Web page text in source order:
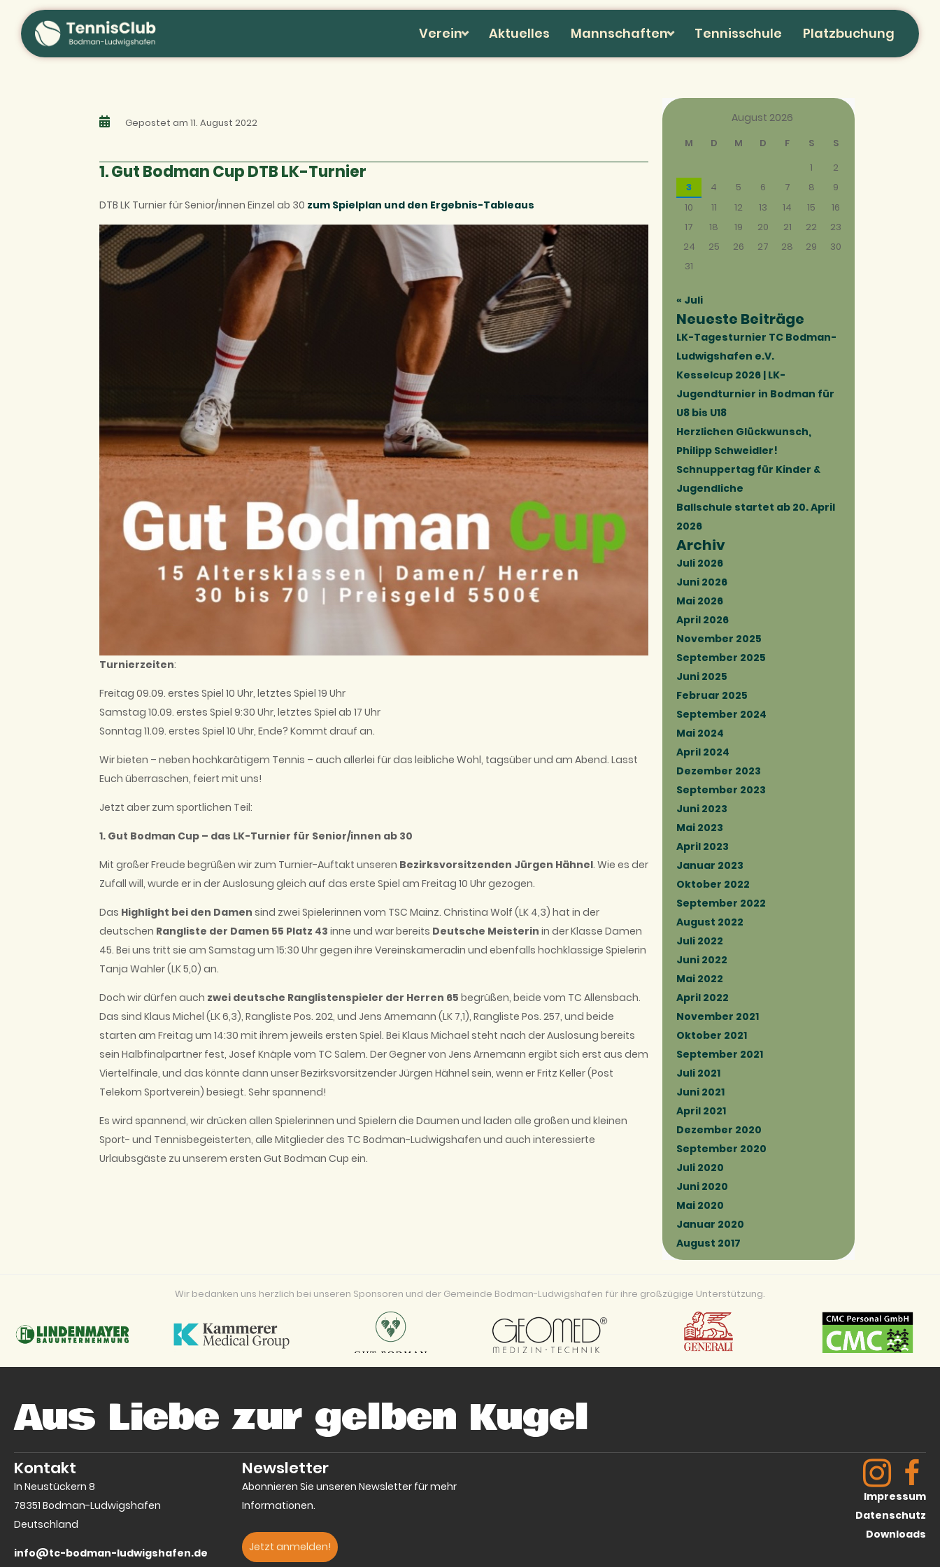
Inhalt
springen
Verein Aktuelles Mannschaften Tennisschule Platzbuchung
Gepostet am 11. August 2022
1. Gut Bodman Cup DTB LK-Turnier
DTB LK Turnier für Senior/innen Einzel ab 30 zum Spielplan und den Ergebnis-Tableaus
Turnierzeiten:
Freitag 09.09. erstes Spiel 10 Uhr, letztes Spiel 19 Uhr
Samstag 10.09. erstes Spiel 9:30 Uhr, letztes Spiel ab 17 Uhr
Sonntag 11.09. erstes Spiel 10 Uhr, Ende? Kommt drauf an.
Wir bieten – neben hochkarätigem Tennis – auch allerlei für das leibliche Wohl, tagsüber und am Abend. Lasst
Euch überraschen, feiert mit uns!
Jetzt aber zum sportlichen Teil:
1. Gut Bodman Cup – das LK-Turnier für Senior/innen ab 30
Mit großer Freude begrüßen wir zum Turnier-Auftakt unseren Bezirksvorsitzenden Jürgen Hähnel. Wie es der
Zufall will, wurde er in der Auslosung gleich auf das erste Spiel am Freitag 10 Uhr gezogen.
Das Highlight bei den Damen sind zwei Spielerinnen vom TSC Mainz. Christina Wolf (LK 4,3) hat in der
deutschen Rangliste der Damen 55 Platz 43 inne und war bereits Deutsche Meisterin in der Klasse Damen
45. Bei uns tritt sie am Samstag um 15:30 Uhr gegen ihre Vereinskameradin und ebenfalls hochklassige Spielerin
Tanja Wahler (LK 5,0) an.
Doch wir dürfen auch zwei deutsche Ranglistenspieler der Herren 65 begrüßen, beide vom TC Allensbach.
Das sind Klaus Michel (LK 6,3), Rangliste Pos. 202, und Jens Arnemann (LK 7,1), Rangliste Pos. 257, und beide
starten am Freitag um 14:30 mit ihrem jeweils ersten Spiel. Bei Klaus Michael steht nach der Auslosung bereits
sein Halbfinalpartner fest, Josef Knäple vom TC Salem. Der Gegner von Jens Arnemann ergibt sich erst aus dem
Viertelfinale, und das könnte dann unser Bezirksvorsitzender Jürgen Hähnel sein, wenn er Fritz Keller (Post
Telekom Sportverein) besiegt. Sehr spannend!
Es wird spannend, wir drücken allen Spielerinnen und Spielern die Daumen und laden alle großen und kleinen
Sport- und Tennisbegeisterten, alle Mitglieder des TC Bodman-Ludwigshafen und auch interessierte
Urlaubsgäste zu unserem ersten Gut Bodman Cup ein.
August 2026
M D M D F S
S
1
2
3
4 5 6 7 8
9
10
11 12 13 14 15
16
17
18 19 20 21 22
23
24
25 26 27 28 29
30
31
« Juli
Neueste Beiträge
LK-Tagesturnier TC Bodman-
Ludwigshafen e.V.
Kesselcup 2026 | LK-
Jugendturnier in Bodman für
U8 bis U18
Herzlichen Glückwunsch,
Philipp Schweidler!
Schnuppertag für Kinder &
Jugendliche
Ballschule startet ab 20. April
2026
Archiv
Juli 2026
Juni 2026
Mai 2026
April 2026
November 2025
September 2025
Juni 2025
Februar 2025
September 2024
Mai 2024
April 2024
Dezember 2023
September 2023
Juni 2023
Mai 2023
April 2023
Januar 2023
Oktober 2022
September 2022
August 2022
Juli 2022
Juni 2022
Mai 2022
April 2022
November 2021
Oktober 2021
September 2021
Juli 2021
Juni 2021
April 2021
Dezember 2020
September 2020
Juli 2020
Juni 2020
Mai 2020
Januar 2020
August 2017
Wir bedanken uns herzlich bei unseren Sponsoren und der Gemeinde Bodman-Ludwigshafen für ihre großzügige Unterstützung.
Aus Liebe zur gelben Kugel
Kontakt
In Neustückern 8
78351 Bodman-Ludwigshafen
Deutschland
info@tc-bodman-ludwigshafen.de
Newsletter
Abonnieren Sie unseren Newsletter für mehr
Informationen.
Jetzt anmelden!
Impressum
Datenschutz
Downloads